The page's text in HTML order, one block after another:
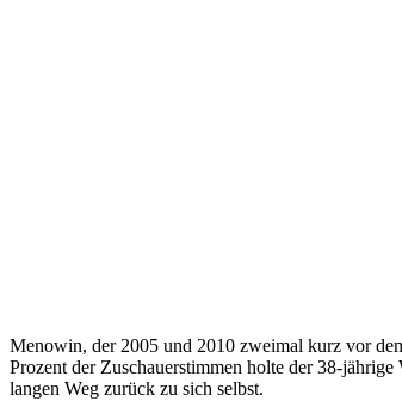
Menowin, der 2005 und 2010 zweimal kurz vor
Prozent der Zuschauerstimmen holte der 38-
langen Weg zurück zu sich selbst.